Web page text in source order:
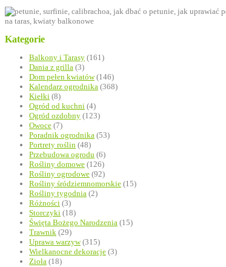
Kategorie
Balkony i Tarasy (161)
Dania z grilla (3)
Dom pełen kwiatów(146)
Kalendarz ogrodnika (368)
Kiełki (8)
Ogród od kuchni (4)
Ogród ozdobny (123)
Owoce (7)
Poradnik ogrodnika (53)
Portrety roślin (48)
Przebudowa ogrodu (6)
Rośliny domowe (126)
Rośliny ogrodowe (92)
Rośliny śródziemnomorskie (15)
Rośliny tygodnia (2)
Różności (3)
Storczyki (18)
Święta Bożego Narodzenia (15)
Trawnik (29)
Uprawa warzyw(315)
Wielkanocne dekoracje (3)
Zioła (18)